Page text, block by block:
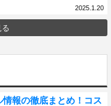
2025.1.20
情報の徹底まとめ！コス